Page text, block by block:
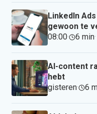
LinkedIn
gewoon te
08:00· 6 min·
AI-content
hebt
gisteren· 6